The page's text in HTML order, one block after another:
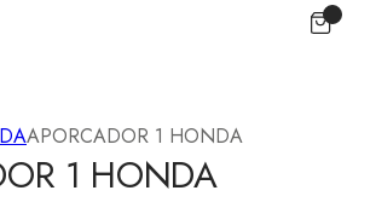
APORCADOR 1 HONDA
1 HONDA